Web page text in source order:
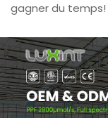
gagner du temps!